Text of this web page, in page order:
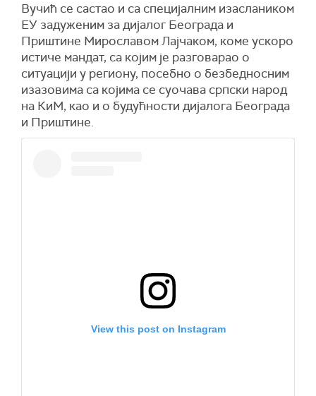
Вучић се састао и са специјалним изаслаником
ЕУ задуженим за дијалог Београда и
Приштине Мирославом Лајчаком, коме ускоро
истиче мандат, са којим је разговарао о
ситуацији у региону, посебно о безбедносним
изазовима са којима се суочава српски народ
на КиМ, као и о будућности дијалога Београда
и Приштине.
View this post on Instagram